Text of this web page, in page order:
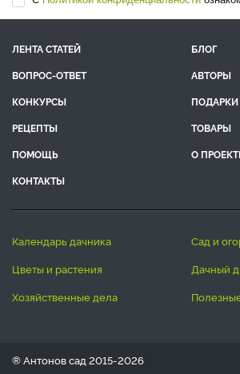
ЛЕНТА СТАТЕЙ
БЛОГ
ВОПРОС-ОТВЕТ
АВТОРЫ
КОНКУРСЫ
ПОДАРКИ
РЕЦЕПТЫ
ТОВАРЫ
ПОМОЩЬ
О
КОНТАКТЫ
календарь дачника
сад и
цветы и растения
дачный
хозяйственные дела
® Антонов сад 2015-2026